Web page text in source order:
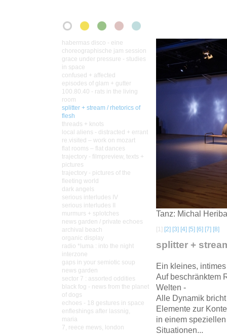
habermas disco - eine
choreographische jam session
grace under pressure - studies
in space
confused + affected
episodes of glam + gutter
100.80.40 - rats in the living
room
splitter + stream / rhetorics of
flesh
threads + knots
local aliens - distracted + errant
re.visited – work on mozart
flat rooms – flat dances
trajectory - filmpreview, texts +
pictures
trajectory - pictures of the
fleeting world
dark angels
serious interludes IV
serious interludes II
murmurs + splotches
news garden / private echoes
archival beach
organic display
radio *luma : into the night
interzone
gaps in your semiotic soup
news garden
sector 7 : assorted oddities
black fog - news from the planet
of dogs
echoes - 18 gestures in space
enfleshings after lassnig,
maria
7, reece mews, london
Tanz: Michal
[1] [2] [3] [4] [5] [6] [7] [8]
splitter +
Ein kleines,
Auf beschränktem
Welten -
Alle Dynamik
Elemente zur
in einem
Situationen...